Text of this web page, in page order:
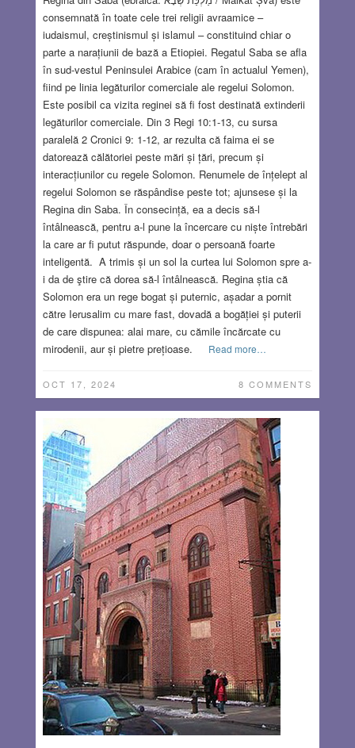
consemnată în toate cele trei religii avraamice –
iudaismul, creștinismul și islamul – constituind chiar o
parte a narațiunii de bază a Etiopiei. Regatul Saba se afla
în sud-vestul Peninsulei Arabice (cam în actualul Yemen),
fiind pe linia legăturilor comerciale ale regelui Solomon.
Este posibil ca vizita reginei să fi fost destinată extinderii
legăturilor comerciale. Din 3 Regi 10:1-13, cu sursa
paralelă 2 Cronici 9: 1-12, ar rezulta că faima ei se
datorează călătoriei peste mări și țări, precum și
interacțiunilor cu regele Solomon. Renumele de înțelept al
regelui Solomon se răspândise peste tot; ajunsese și la
Regina din Saba. În consecință, ea a decis să-l
întâlnească, pentru a-l pune la încercare cu niște întrebări
la care ar fi putut răspunde, doar o persoană foarte
inteligentă. A trimis și un sol la curtea lui Solomon spre a-
i da de ştire că dorea să-l întâlnească. Regina știa că
Solomon era un rege bogat și puternic, așadar a pornit
către Ierusalim cu mare fast, dovadă a bogăției și puterii
de care dispunea: alai mare, cu cămile încărcate cu
mirodenii, aur și pietre prețioase.
Read more…
OCT 17, 2024 8 COMMENTS